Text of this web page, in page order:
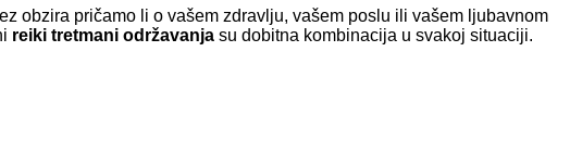
obzira pričamo li o vašem zdravlju, vašem poslu ili vašem ljubavnom
reiki tretmani održavanja su dobitna kombinacija u svakoj situaciji.